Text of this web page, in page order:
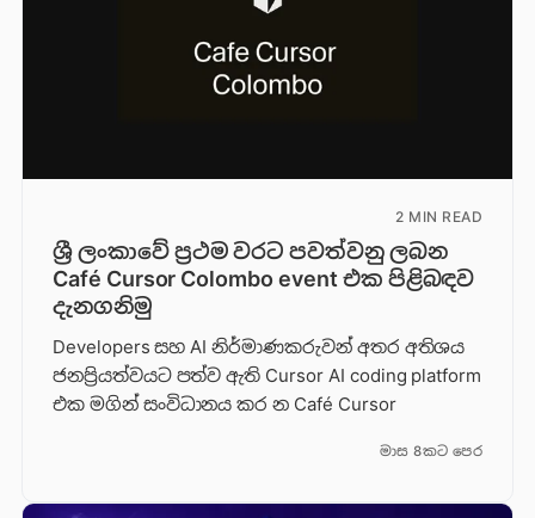
2 MIN READ
ශ්‍රී ලංකාවේ ප්‍රථම වරට පවත්වනු ලබන
Café Cursor Colombo event එක පිළිබඳව
දැනගනිමු
Developers සහ AI නිර්මාණකරුවන් අතර අතිශය
ජනප්‍රියත්වයට පත්ව ඇති Cursor AI coding platform
එක මගින් සංවිධානය කර න Café Cursor
මාස 8කට පෙර